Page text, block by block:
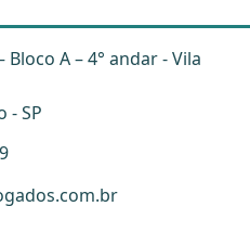
Bloco A – 4° andar - Vila
- SP